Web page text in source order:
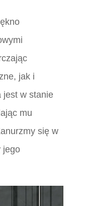
jak i
jest w stanie
mu
się w
jego